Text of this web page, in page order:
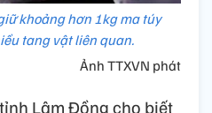
khoảng hơn 1kg ma túy
tang vật liên quan.
Ảnh TTXVN phát
Lâm Đồng cho biết